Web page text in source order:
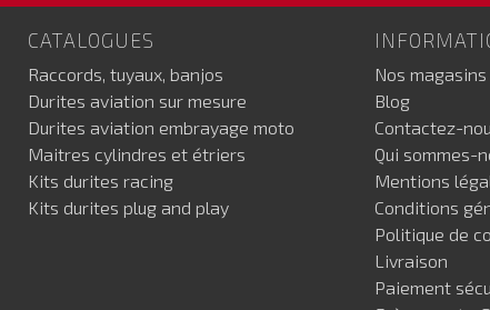
CATALOGUES
Raccords, tuyaux, banjos
Durites aviation sur mesure
Durites aviation embrayage moto
Maitres cylindres et étriers
Kits durites racing
Kits durites plug and play
Nos magasins
Blog
Contactez-
Qui sommes-
Mentions
Conditions
Politique de
Livraison
Paiement